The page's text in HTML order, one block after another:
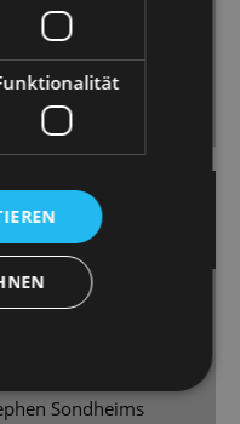
Verführer
aber souverän [...]
an der
Sondheims